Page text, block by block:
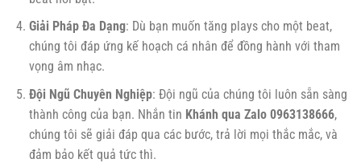
Giải Pháp Đa Dạng: Dù bạn muốn tăng plays cho một beat,
chúng tôi đáp ứng kế hoạch cá nhân để đồng hành với tham
vọng âm nhạc.
Đội Ngũ Chuyên Nghiệp: Đội ngũ của chúng tôi luôn sẵn sàng
thành công của bạn. Nhắn tin Khánh qua Zalo 0963138666,
chúng tôi sẽ giải đáp qua các bước, trả lời mọi thắc mắc, và
đảm bảo kết quả tức thì.